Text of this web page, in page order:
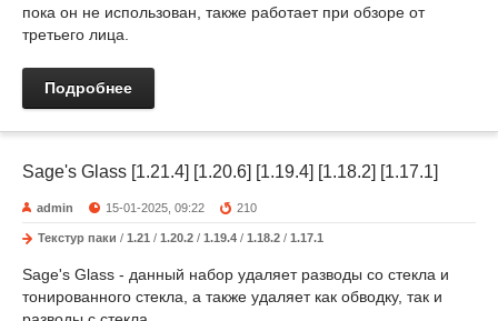
пока он не использован, также работает при обзоре от
третьего лица.
Подробнее
Sage's Glass [1.21.4] [1.20.6] [1.19.4] [1.18.2] [1.17.1]
admin 15-01-2025, 09:22 210
Текстур паки / 1.21 / 1.20.2 / 1.19.4 / 1.18.2 / 1.17.1
Sage's Glass - данный набор удаляет разводы со стекла и
тонированного стекла, а также удаляет как обводку, так и